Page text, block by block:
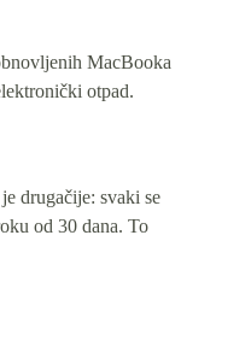
MacBooka
otpad.
drugačije: svaki se
od 30 dana. To